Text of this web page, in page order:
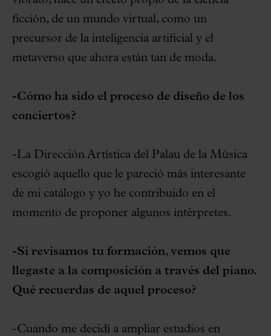
ficción, de un mundo virtual, como un
precursor de la inteligencia artificial y el
metaverso que ahora están tan de moda.
-Cómo ha sido el proceso de diseño de los
conciertos?
-La Dirección Artística del Palau de la Música
escogió aquello que le pareció más interesante
de mi catálogo y yo he contribuido en el
momento de proponer algunos intérpretes.
-Si revisamos tu formación, vemos que
llegaste a la composición a través del piano.
Qué recuerdas de aquel proceso?
-Cuando me decidí a ampliar estudios en